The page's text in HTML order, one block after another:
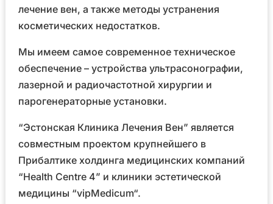
лечение вен, а также методы устранения
косметических недостатков.
Мы имеем самое современное техническое
обеспечение – устройства ультрасонографии,
лазерной и радиочастотной хирургии и
парогенераторные установки.
“Эстонская Клиника Лечения Вен” является
совместным проектом крупнейшего в
Прибалтике холдинга медицинских компаний
“Health Centre 4” и клиники эстетической
медицины “vipMedicum“.